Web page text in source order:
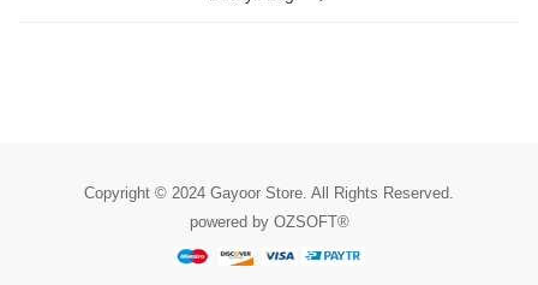
Copyright © 2024 Gayoor Store. All Rights Reserved.
powered by OZSOFT®